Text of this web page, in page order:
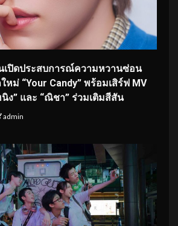
นเปิดประสบการณ์ความหวานซ่อน
หม่ “Your Candy” พร้อมเสิร์ฟ MV
นิง” และ “ณิชา” ร่วมเติมสีสัน
admin